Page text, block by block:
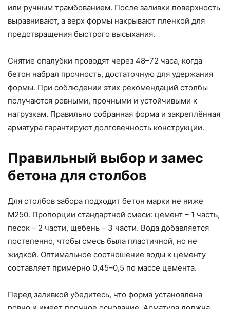
или ручным трамбованием. После заливки поверхность
выравнивают, а верх формы накрывают пленкой для
предотвращения быстрого высыхания.
Снятие опалубки проводят через 48–72 часа, когда
бетон набрал прочность, достаточную для удержания
формы. При соблюдении этих рекомендаций столбы
получаются ровными, прочными и устойчивыми к
нагрузкам. Правильно собранная форма и закреплённая
арматура гарантируют долговечность конструкции.
Правильный выбор и замес
бетона для столбов
Для столбов забора подходит бетон марки не ниже
М250. Пропорции стандартной смеси: цемент – 1 часть,
песок – 2 части, щебень – 3 части. Вода добавляется
постепенно, чтобы смесь была пластичной, но не
жидкой. Оптимальное соотношение воды к цементу
составляет примерно 0,45–0,5 по массе цемента.
Перед заливкой убедитесь, что форма установлена